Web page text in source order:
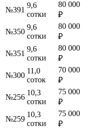
№391
9,6
сотки
80 000
₽
№350
9,6
сотки
80 000
₽
№351
9,6
сотки
80 000
₽
№300
11,0
соток
70 000
₽
№256
10,3
сотки
75 000
₽
№259
10,3
сотки
75 000
₽